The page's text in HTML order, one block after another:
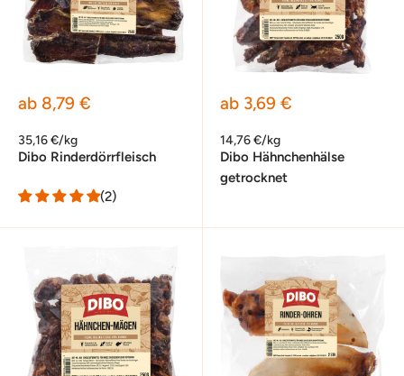
Sonderpreis
ab 8,79 €
35,16 €/kg
Dibo Rinderdörrfleisch
(2)
Sonderpreis
ab 3,69 €
14,76 €/kg
Dibo Hähnchenhälse
getrocknet